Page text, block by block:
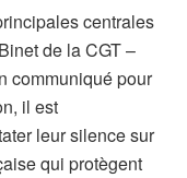
centrales
de la CGT –
communiqué pour
il est
leur silence sur
qui protègent